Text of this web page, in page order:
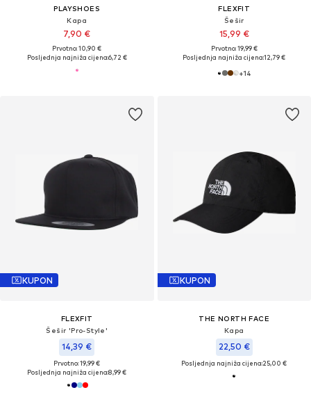
PLAYSHOES
Kapa
7,90 €
Prvotno: 10,90 €
Posljednja najniža cijena:6,72 €
FLEXFIT
Šešir
15,99 €
Prvotno: 19,99 €
Posljednja najniža cijena:12,79 €
+14
KUPON
FLEXFIT
Šešir 'Pro-Style'
14,39 €
Prvotno: 19,99 €
Posljednja najniža cijena:8,99 €
KUPON
THE NORTH FACE
Kapa
22,50 €
Posljednja najniža cijena:25,00 €